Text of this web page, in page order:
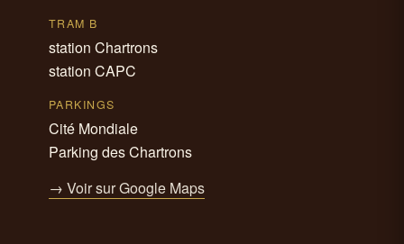
TRAM B
station Chartrons
station CAPC
PARKINGS
Cité Mondiale
Parking des Chartrons
→ Voir sur Google Maps